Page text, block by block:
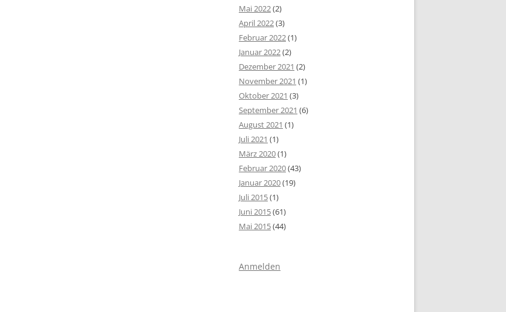
Mai 2022(2)
April 2022(3)
Februar 2022(1)
Januar 2022(2)
Dezember 2021 (2)
November 2021 (1)
Oktober 2021 (3)
September 2021 (6)
August 2021 (1)
Juli 2021 (1)
März 2020(1)
Februar 2020(43)
Januar 2020(19)
Juli 2015(1)
Juni 2015(61)
Mai 2015(44)
Anmelden